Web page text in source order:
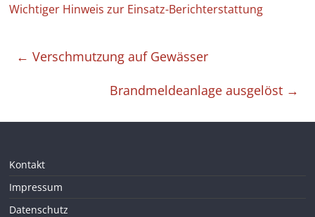
Wichtiger Hinweis zur Einsatz-Berichterstattung
← Verschmutzung auf Gewässer
Brandmeldeanlage ausgelöst →
Kontakt
Impressum
Datenschutz